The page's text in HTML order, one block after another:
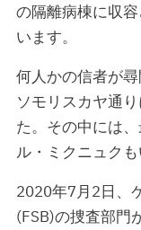
の隔離病棟に収
います。
何人かの信者が
ソモリスカヤ通
た。その中には
ル・ミクニュク
2020年7月2日、
(FSB)の捜査部門